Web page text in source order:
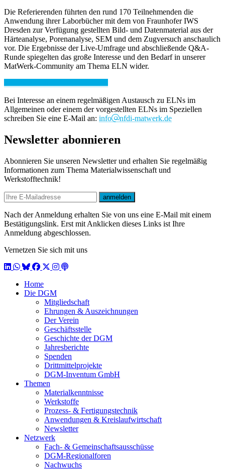
Die Referierenden führten den rund 170 Teilnehmenden die
Anwendung ihrer Laborbücher mit dem von Fraunhofer IWS
Dresden zur Verfügung gestellten Bild- und Datenmaterial aus der
Härteanalyse, Porenanalyse, SEM und dem Zugversuch anschaulich
vor. Die Ergebnisse der Live-Umfrage und abschließende Q&A-
Runde spiegelten das große Interesse und den Bedarf in unserer
MatWerk-Community am Thema ELN wider.
Bei Interesse an einem regelmäßigen Austausch zu ELNs im
Allgemeinen oder einem der vorgestellten ELNs im Speziellen
schreiben Sie eine E-Mail an: info nfdi-matwerk.de
Newsletter abonnieren
Abonnieren Sie unseren Newsletter und erhalten Sie regelmäßig
Informationen zum Thema Materialwissenschaft und
Werkstofftechnik!
E-mail
anmelden
Nach der Anmeldung erhalten Sie von uns eine E-Mail mit einem
Bestätigungslink. Erst mit Anklicken dieses Links ist Ihre
Anmeldung abgeschlossen.
Vernetzen Sie sich mit uns
LinkedIn
WhatsApp
BlueSky
Facebook
X / Twitter
Instagram
Podcast
Home
Die DGM
Mitgliedschaft
Ehrungen & Auszeichnungen
Der Verein
Geschäftsstelle
Geschichte der DGM
Jahresberichte
Spenden
Drittmittelprojekte
DGM-Inventum GmbH
Themen
Materialkenntnisse
Werkstoffe
Prozess- & Fertigungstechnik
Anwendungen & Kreislaufwirtschaft
Newsletter
Netzwerk
Fach- & Gemeinschaftsausschüsse
DGM-Regionalforen
Nachwuchs